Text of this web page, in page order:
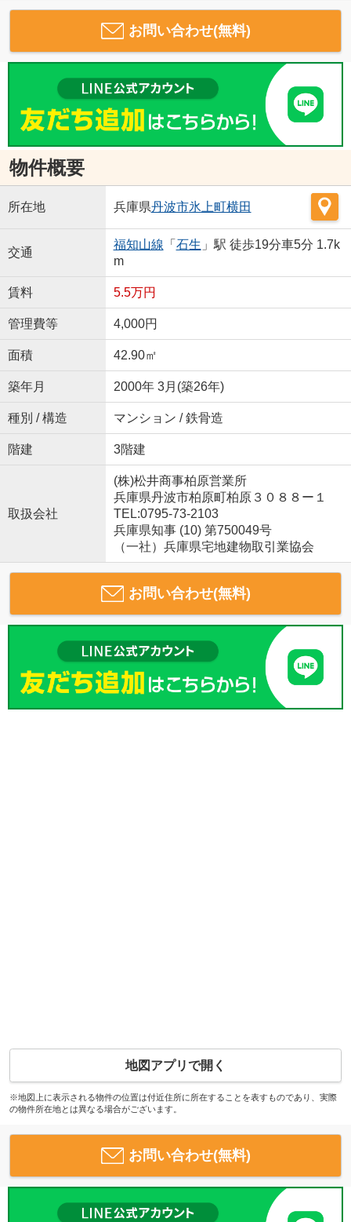
お問い合わせ(無料)
物件概要
所在地 兵庫県丹波市氷上町横田
交通
福知山線 「 石生 」駅 徒歩19分車5分 1.7k
m
賃料 5.5万円
管理費等 4,000円
面積 42.90㎡
築年月 2000年 3月(築26年)
種別 / 構造 マンション / 鉄骨造
階建 3階建
取扱会社
(株)松井商事柏原営業所
兵庫県丹波市柏原町柏原３０８８ー１
TEL:0795-73-2103
兵庫県知事 (10) 第750049号
（一社）兵庫県宅地建物取引業協会
お問い合わせ(無料)
地図アプリで開く
※地図上に表示される物件の位置は付近住所に所在することを表すものであり、実際
の物件所在地とは異なる場合がございます。
お問い合わせ(無料)